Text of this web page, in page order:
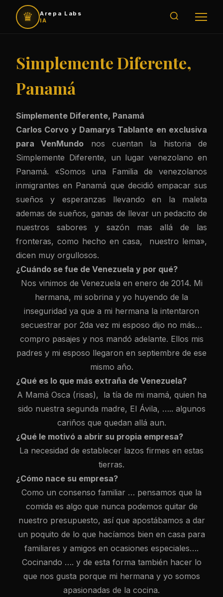
♛
Arepa Labs
IA
Simplemente Diferente,
Panamá
Simplemente Diferente, Panamá
Carlos Corvo y Damarys Tablante en exclusiva
para VenMundo nos cuentan la historia de
Simplemente Diferente, un lugar venezolano en
Panamá. «Somos una Familia de venezolanos
inmigrantes en Panamá que decidió empacar sus
sueños y esperanzas llevando en la maleta
ademas de sueños, ganas de llevar un pedacito de
nuestros sabores y sazón mas allá de las
fronteras, como hecho en casa, nuestro lema»,
dicen muy orgullosos.
¿Cuándo se fue de Venezuela y por qué?
Nos vinimos de Venezuela en enero de 2014. Mi
hermana, mi sobrina y yo huyendo de la
inseguridad ya que a mi hermana la intentaron
secuestrar por 2da vez mi esposo dijo no más…
compro pasajes y nos mandó adelante. Ellos mis
padres y mi esposo llegaron en septiembre de ese
mismo año.
¿Qué es lo que más extraña de Venezuela?
A Mamá Osca (risas), la tía de mi mamá, quien ha
sido nuestra segunda madre, El Ávila, ….. algunos
cariños que quedan allá aun.
¿Qué le motivó a abrir su propia empresa?
La necesidad de establecer lazos firmes en estas
tierras.
¿Cómo nace su empresa?
Como un consenso familiar … pensamos que la
comida es algo que nunca podemos quitar de
nuestro presupuesto, así que apostábamos a dar
un poquito de lo que hacíamos bien en casa para
familiares y amigos en ocasiones especiales….
Cocinando …. y de esta forma también hacer lo
que nos gusta porque mi hermana y yo somos
apasionadas de la cocina.